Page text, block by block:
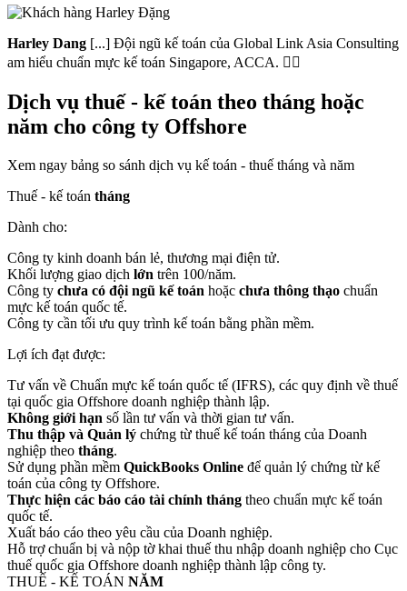
Harley Dang [...] Đội ngũ kế toán của Global Link Asia Consulting
am hiểu chuẩn mực kế toán Singapore, ACCA. 👍🏻
Dịch vụ thuế - kế toán theo tháng hoặc
năm cho công ty Offshore
Xem ngay bảng so sánh dịch vụ kế toán - thuế tháng và năm
Thuế - kế toán tháng
Dành cho:
Công ty kinh doanh bán lẻ, thương mại điện tử.
Khối lượng giao dịch lớn trên 100/năm.
Công ty chưa có đội ngũ kế toán hoặc chưa thông thạo chuẩn
mực kế toán quốc tế.
Công ty cần tối ưu quy trình kế toán bằng phần mềm.
Lợi ích đạt được:
Tư vấn về Chuẩn mực kế toán quốc tế (IFRS), các quy định về thuế
tại quốc gia Offshore doanh nghiệp thành lập.
Không giới hạn số lần tư vấn và thời gian tư vấn.
Thu thập và Quản lý chứng từ thuế kế toán tháng của Doanh
nghiệp theo tháng.
Sử dụng phần mềm QuickBooks Online để quản lý chứng từ kế
toán của công ty Offshore.
Thực hiện các báo cáo tài chính tháng theo chuẩn mực kế toán
quốc tế.
Xuất báo cáo theo yêu cầu của Doanh nghiệp.
Hỗ trợ chuẩn bị và nộp tờ khai thuế thu nhập doanh nghiệp cho Cục
thuế quốc gia Offshore doanh nghiệp thành lập công ty.
THUẾ - KẾ TOÁN NĂM